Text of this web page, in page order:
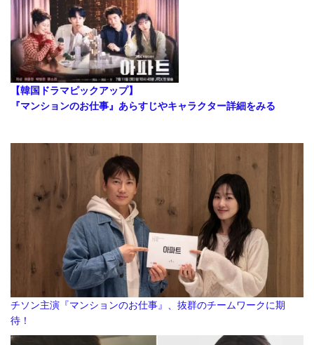
【韓国ドラマピックアップ】
『マンションのお仕事』あらすじやキャラクター詳細をみる
チソン主演『マンションのお仕事』、抜群のチームワークに期
待！